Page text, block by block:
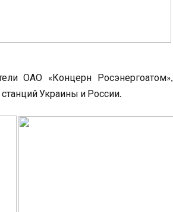
ОАО «Концерн
Украины и России.